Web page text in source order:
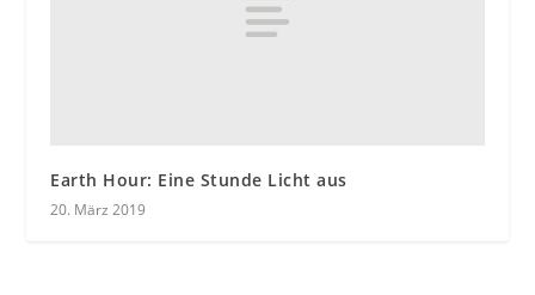
Earth Hour: Eine Stunde Licht aus
20. März 2019